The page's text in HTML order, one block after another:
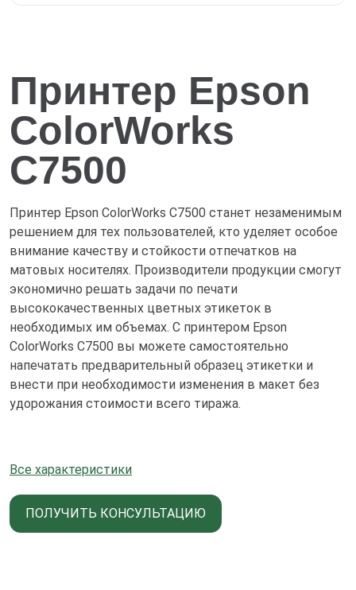
Принтер Epson
ColorWorks
C7500
Принтер Epson ColorWorks С7500 станет незаменимым
решением для тех пользователей, кто уделяет особое
внимание качеству и стойкости отпечатков на
матовых носителях. Производители продукции смогут
экономично решать задачи по печати
высококачественных цветных этикеток в
необходимых им объемах. С принтером Epson
ColorWorks С7500 вы можете самостоятельно
напечатать предварительный образец этикетки и
внести при необходимости изменения в макет без
удорожания стоимости всего тиража.
Все характеристики
ПОЛУЧИТЬ КОНСУЛЬТАЦИЮ